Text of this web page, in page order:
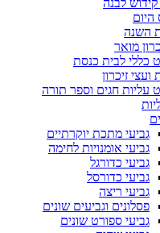
לבנה
היום
השנה
מואר
כללי לבית כנסת
ועצי זיכרון
עליות חגים וספר תורה
גביעי מתכת יוקרתיים
גביעי אומנויות לחימה
גביעי כדורגל
גביעי כדורסל
גביעי ריצה
פסלונים וגביעים שונים
גביעי ספורט שונים